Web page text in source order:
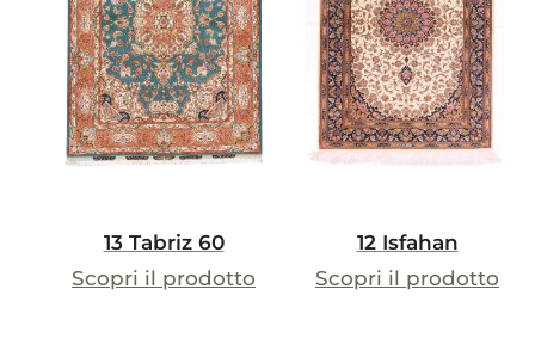
13 Tabriz 60
Scopri il prodotto
12 Isfahan
Scopri il prodotto